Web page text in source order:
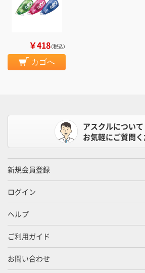
￥418（税込）
カゴへ
アスクルについて
お気軽にご質問く
新規会員登録
ログイン
ヘルプ
ご利用ガイド
お問い合わせ